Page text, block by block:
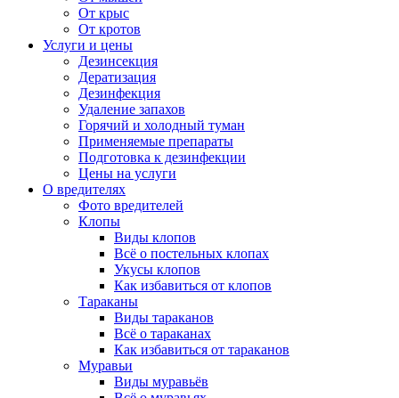
От крыс
От кротов
Услуги и цены
Дезинсекция
Дератизация
Дезинфекция
Удаление запахов
Горячий и холодный туман
Применяемые препараты
Подготовка к дезинфекции
Цены на услуги
О вредителях
Фото вредителей
Клопы
Виды клопов
Всё о постельных клопах
Укусы клопов
Как избавиться от клопов
Тараканы
Виды тараканов
Всё о тараканах
Как избавиться от тараканов
Муравьи
Виды муравьёв